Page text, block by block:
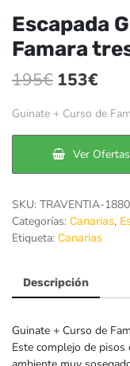
Escapada
Famara
195€ El
precio
era:
195€.
153€
es:
Guinate + Curso de
Ver Ofertas
SKU: TRAVENTIA-
Categorías: Canarias,
Etiqueta: Canarias
Descripción
Guinate + Curso de
Este complejo de